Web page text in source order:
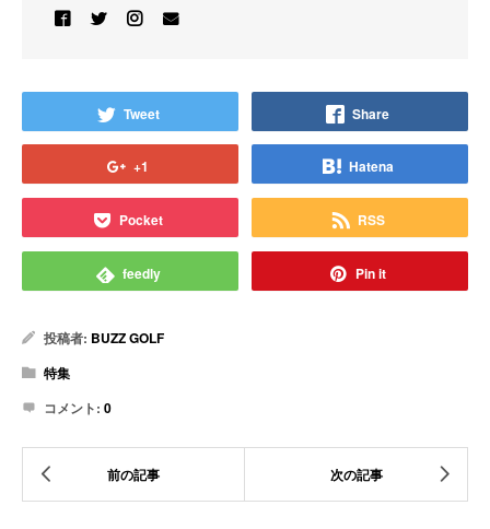
Tweet Share
+1 Hatena
Pocket RSS
feedly Pin it
投稿者: BUZZ GOLF
特集
コメント: 0